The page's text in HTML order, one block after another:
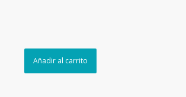
Añadir al carrito